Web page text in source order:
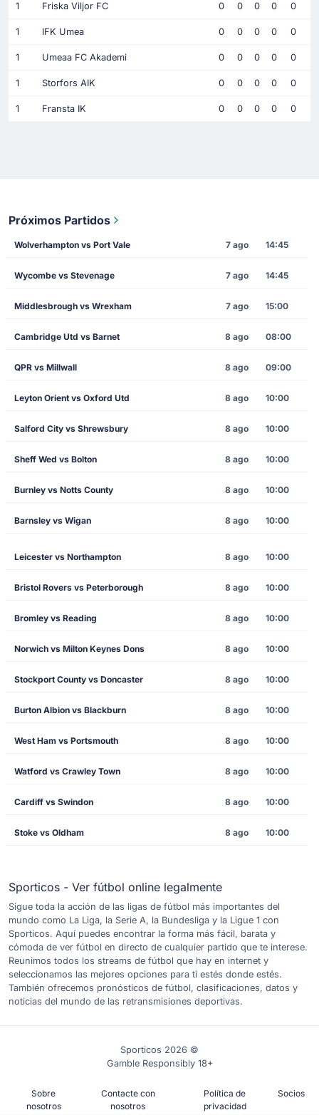
1 Friska Viljor FC 0 0 0 0 0
1 IFK Umea 0 0 0 0 0
1 Umeaa FC Akademi 0 0 0 0 0
1 Storfors AIK 0 0 0 0 0
1 Fransta IK 0 0 0 0 0
Próximos Partidos
Wolverhampton vs Port Vale 7 ago 14:45
Wycombe vs Stevenage 7 ago 14:45
Middlesbrough vs Wrexham 7 ago 15:00
Cambridge Utd vs Barnet 8 ago 08:00
QPR vs Millwall 8 ago 09:00
Leyton Orient vs Oxford Utd 8 ago 10:00
Salford City vs Shrewsbury 8 ago 10:00
Sheff Wed vs Bolton 8 ago 10:00
Burnley vs Notts County 8 ago 10:00
Barnsley vs Wigan 8 ago 10:00
Leicester vs Northampton 8 ago 10:00
Bristol Rovers vs Peterborough 8 ago 10:00
Bromley vs Reading 8 ago 10:00
Norwich vs Milton Keynes Dons 8 ago 10:00
Stockport County vs Doncaster 8 ago 10:00
Burton Albion vs Blackburn 8 ago 10:00
West Ham vs Portsmouth 8 ago 10:00
Watford vs Crawley Town 8 ago 10:00
Cardiff vs Swindon 8 ago 10:00
Stoke vs Oldham 8 ago 10:00
Sporticos - Ver fútbol online legalmente
Sigue toda la acción de las ligas de fútbol más importantes del
mundo como La Liga, la Serie A, la Bundesliga y la Ligue 1 con
Sporticos. Aquí puedes encontrar la forma más fácil, barata y
cómoda de ver fútbol en directo de cualquier partido que te interese.
Reunimos todos los streams de fútbol que hay en internet y
seleccionamos las mejores opciones para ti estés donde estés.
También ofrecemos pronósticos de fútbol, clasificaciones, datos y
noticias del mundo de las retransmisiones deportivas.
Sporticos 2026 ©
Gamble Responsibly 18+
Sobre
nosotros
Contacte con
nosotros
Política de
privacidad
Socios